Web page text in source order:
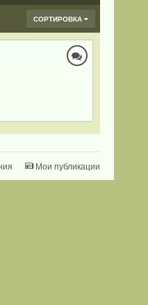
СОРТИРОВКА
Мои публикации